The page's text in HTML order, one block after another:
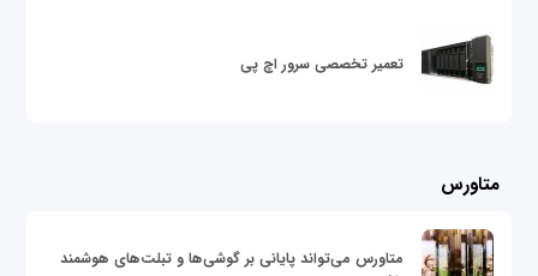
تعمیر تخصصی سرور اچ پی
متاورس
متاورس می‌تواند پایانی بر گوشی‌ها و تبلت‌های هوشمند